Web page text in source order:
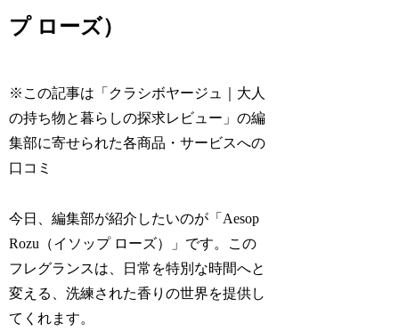
プ ローズ）
※この記事は「クラシボヤージュ｜大人
の持ち物と暮らしの探求レビュー」の編
集部に寄せられた各商品・サービスへの
口コミ
今日、編集部が紹介したいのが「Aesop
Rozu（イソップ ローズ）」です。この
フレグランスは、日常を特別な時間へと
変える、洗練された香りの世界を提供し
てくれます。